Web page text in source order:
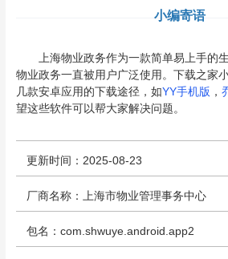
小编寄语
上海物业政务作为一款简单易上手的
物业政务一直被用户广泛使用。下载之家
几款安卓应用的下载途径，如YY手机版 ，
望这些软件可以帮大家解决问题。
更新时间：2025-08-23
厂商名称：上海市物业管理事务中心
包名：com.shwuye.android.app2